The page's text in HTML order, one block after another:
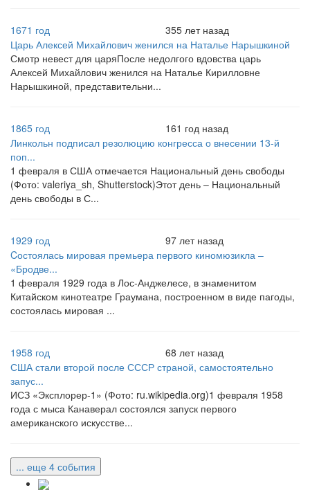
1671 год
355 лет назад
Царь Алексей Михайлович женился на Наталье Нарышкиной
Смотр невест для царяПосле недолгого вдовства царь
Алексей Михайлович женился на Наталье Кирилловне
Нарышкиной, представительни...
1865 год
161 год назад
Линкольн подписал резолюцию конгресса о внесении 13-й
поп...
1 февраля в США отмечается Национальный день свободы
(Фото: valeriya_sh, Shutterstock)Этот день – Национальный
день свободы в С...
1929 год
97 лет назад
Cостоялась мировая премьера первого киномюзикла –
«Бродве...
1 февраля 1929 года в Лос-Анджелесе, в знаменитом
Китайском кинотеатре Граумана, построенном в виде пагоды,
состоялась мировая ...
1958 год
68 лет назад
США стали второй после СССР страной, самостоятельно
запус...
ИСЗ «Эксплорер-1» (Фото: ru.wikipedia.org)1 февраля 1958
года с мыса Канаверал состоялся запуск первого
американского искусстве...
... еще 4 события